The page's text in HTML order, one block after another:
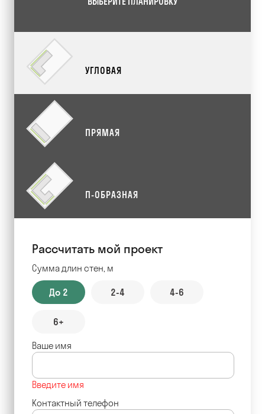
УГЛОВАЯ
ПРЯМАЯ
П-ОБРАЗНАЯ
Рассчитать мой проект
Сумма длин стен, м
До 2 2-4 4-6
6+
Ваше имя
Введите имя
Контактный телефон